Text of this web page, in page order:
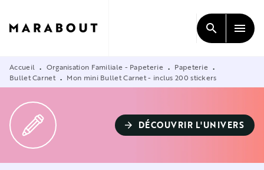
CONTENU
search menu
Accueil • Organisation Familiale - Papeterie • Papeterie •
Bullet Carnet • Mon mini Bullet Carnet - inclus 200 stickers
arrow_forward DÉCOUVRIR L'UNIVERS